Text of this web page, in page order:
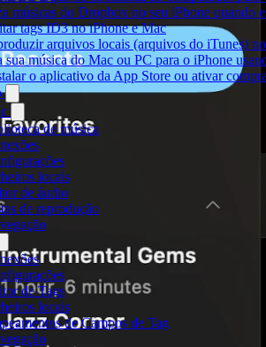
músicas do Dropbox no seu iPhone quando
tags ID3 no iPhone e Mac
arquivos locais (arquivos do iTunes)
sua música do Mac ou PC para o iPhone
o aplicativo da App Store ou ativar
de música
locais
de áudio
de reprodução
de Tags
locais
de Campos de Tag